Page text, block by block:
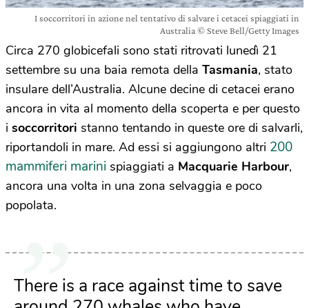
I soccorritori in azione nel tentativo di salvare i cetacei spiaggiati in
Australia © Steve Bell/Getty Images
Circa 270 globicefali sono stati ritrovati lunedì 21
settembre su una baia remota della Tasmania, stato
insulare dell’Australia. Alcune decine di cetacei erano
ancora in vita al momento della scoperta e per questo
i soccorritori stanno tentando in queste ore di salvarli,
riportandoli in mare. Ad essi si aggiungono altri 200
mammiferi marini spiaggiati a Macquarie Harbour,
ancora una volta in una zona selvaggia e poco
popolata.
There is a race against time to save